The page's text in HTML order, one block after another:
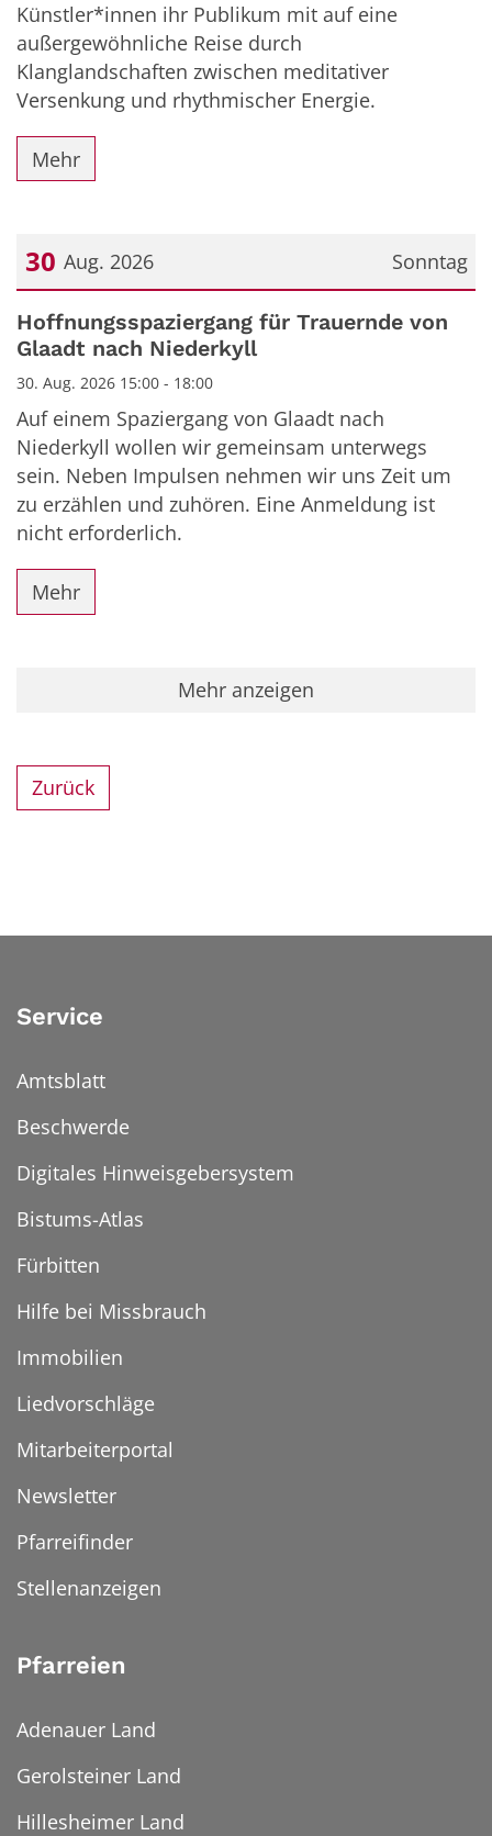
Künstler*innen ihr Publikum mit auf eine
außergewöhnliche Reise durch
Klanglandschaften zwischen meditativer
Versenkung und rhythmischer Energie.
Mehr
Sonntag
30 Aug. 2026
Datum: 30. August 2026
Hoffnungsspaziergang für Trauernde von
Glaadt nach Niederkyll
30. Aug. 2026 15:00 - 18:00
Auf einem Spaziergang von Glaadt nach
Niederkyll wollen wir gemeinsam unterwegs
sein. Neben Impulsen nehmen wir uns Zeit um
zu erzählen und zuhören. Eine Anmeldung ist
nicht erforderlich.
Mehr
Mehr anzeigen
Zurück
Service
Amtsblatt
Beschwerde
Digitales Hinweisgebersystem
Bistums-Atlas
Fürbitten
Hilfe bei Missbrauch
Immobilien
Liedvorschläge
Mitarbeiterportal
Newsletter
Pfarreifinder
Stellenanzeigen
Pfarreien
Adenauer Land
Gerolsteiner Land
Hillesheimer Land